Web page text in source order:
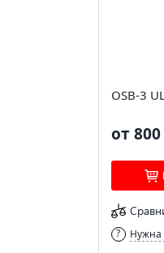
OSB-3
от 800
Нужна